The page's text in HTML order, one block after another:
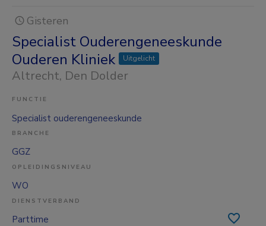
Gisteren
Specialist Ouderengeneeskunde
Ouderen Kliniek
Uitgelicht
Altrecht, Den Dolder
FUNCTIE
Specialist ouderengeneeskunde
BRANCHE
GGZ
OPLEIDINGSNIVEAU
WO
DIENSTVERBAND
Parttime